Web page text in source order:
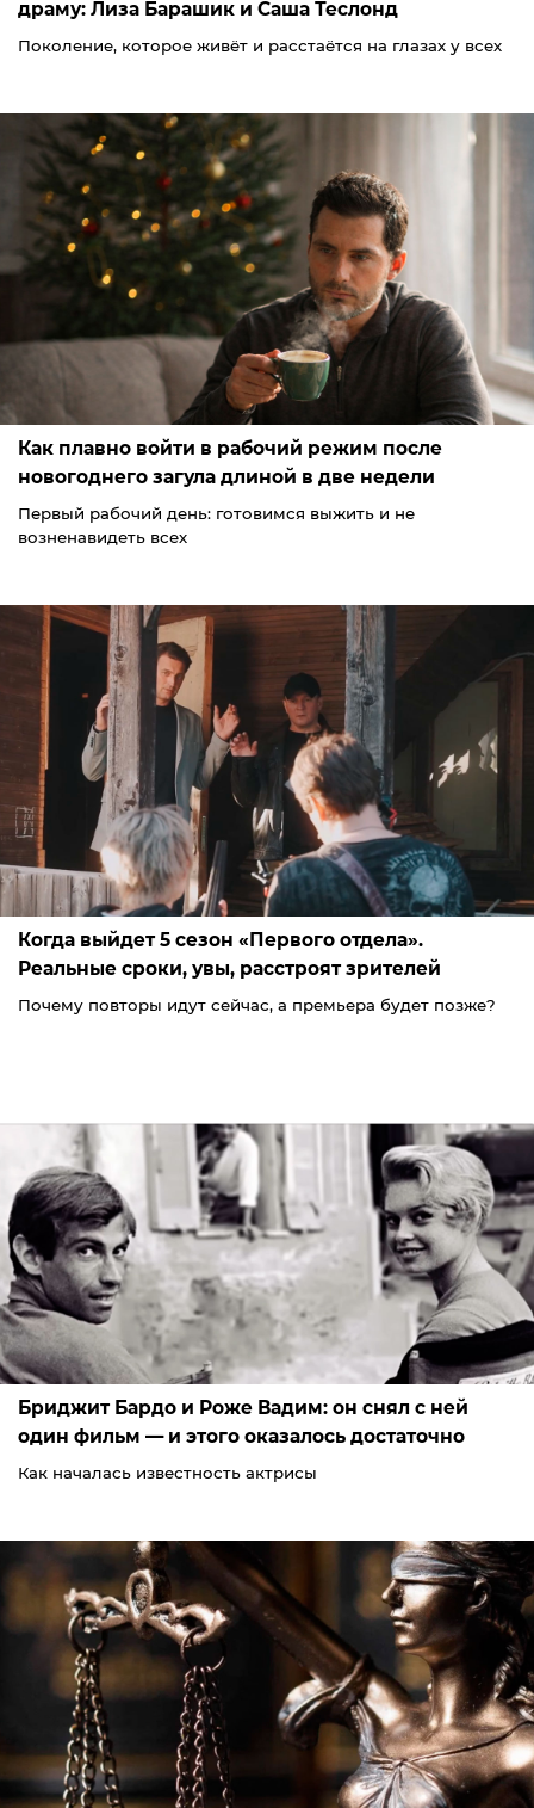
драму: Лиза Барашик и Саша Теслонд
Поколение, которое живёт и расстаётся на глазах у всех
Как плавно войти в рабочий режим после
новогоднего загула длиной в две недели
Первый рабочий день: готовимся выжить и не
возненавидеть всех
Когда выйдет 5 сезон «Первого отдела».
Реальные сроки, увы, расстроят зрителей
Почему повторы идут сейчас, а премьера будет позже?
Бриджит Бардо и Роже Вадим: он снял с ней
один фильм — и этого оказалось достаточно
Как началась известность актрисы